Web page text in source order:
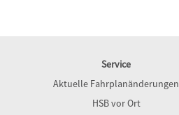
Service
Aktuelle Fahrplanänderungen
HSB vor Ort